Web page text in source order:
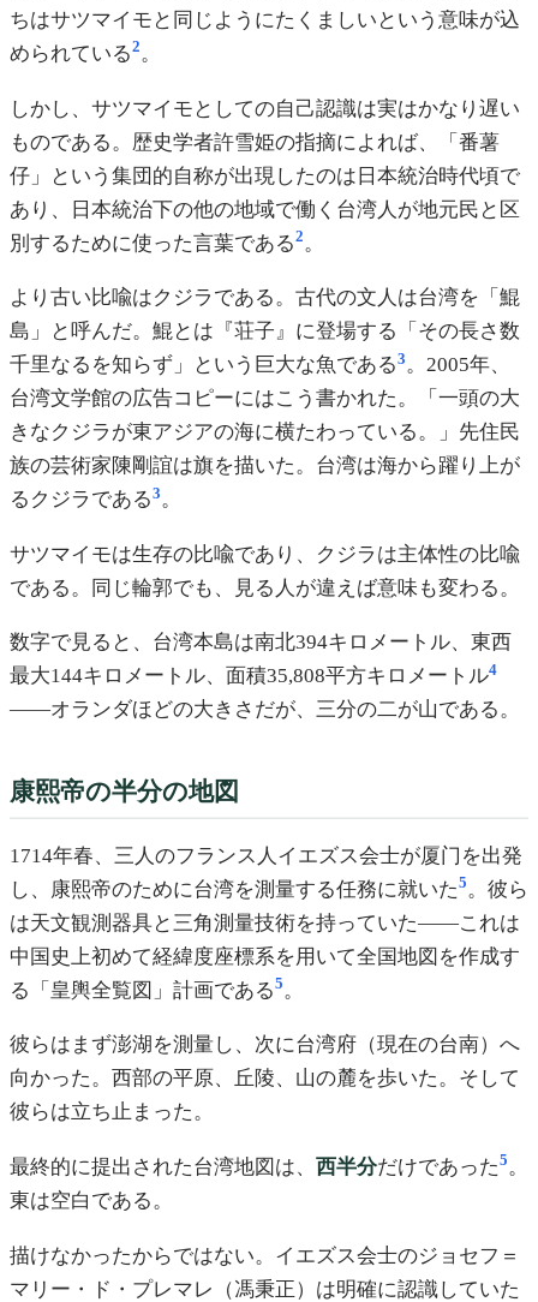
ちはサツマイモと同じようにたくましいという意味が込
められている2。
しかし、サツマイモとしての自己認識は実はかなり遅い
ものである。歴史学者許雪姫の指摘によれば、「番薯
仔」という集団的自称が出現したのは日本統治時代頃で
あり、日本統治下の他の地域で働く台湾人が地元民と区
別するために使った言葉である2 。
より古い比喩はクジラである。古代の文人は台湾を「鯤
島」と呼んだ。鯤とは『荘子』に登場する「その長さ数
千里なるを知らず」という巨大な魚である3。2005年、
台湾文学館の広告コピーにはこう書かれた。「一頭の大
きなクジラが東アジアの海に横たわっている。」先住民
族の芸術家陳剛誼は旗を描いた。台湾は海から躍り上が
るクジラである3。
サツマイモは生存の比喩であり、クジラは主体性の比喩
である。同じ輪郭でも、見る人が違えば意味も変わる。
数字で見ると、台湾本島は南北394キロメートル、東西
最大144キロメートル、面積35,808平方キロメートル4
——オランダほどの大きさだが、三分の二が山である。
康熙帝の半分の地図
1714年春、三人のフランス人イエズス会士が厦门を出発
し、康熙帝のために台湾を測量する任務に就いた5 。彼ら
は天文観測器具と三角測量技術を持っていた——これは
中国史上初めて経緯度座標系を用いて全国地図を作成す
る「皇輿全覧図」計画である5 。
彼らはまず澎湖を測量し、次に台湾府（現在の台南）へ
向かった。西部の平原、丘陵、山の麓を歩いた。そして
彼らは立ち止まった。
最終的に提出された台湾地図は、 西半分だけであった5。
東は空白である。
描けなかったからではない。イエズス会士のジョセフ＝
マリー・ド・プレマレ（馮秉正）は明確に認識していた